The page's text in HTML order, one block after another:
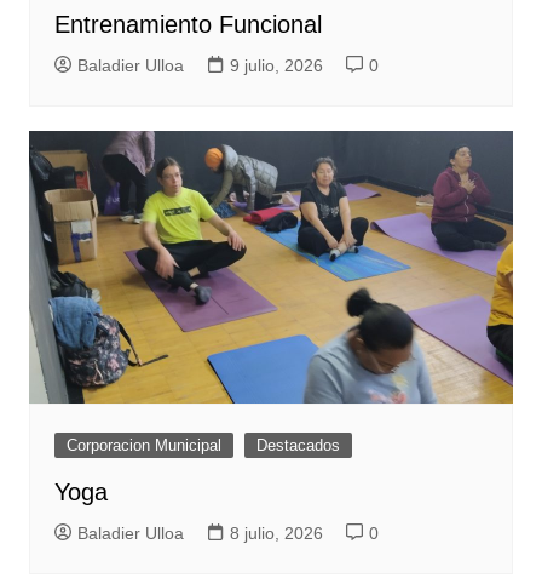
Entrenamiento Funcional
Baladier Ulloa 9 julio, 2026 0
Corporacion Municipal Destacados
Yoga
Baladier Ulloa 8 julio, 2026 0